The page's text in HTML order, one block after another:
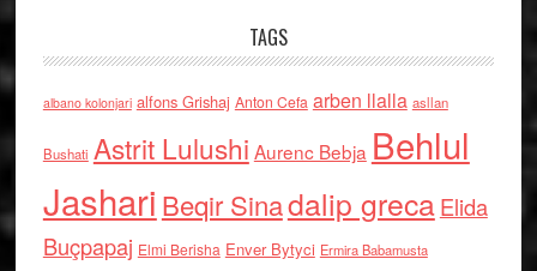
TAGS
albano kolonjari alfons Grishaj Anton Cefa arben llalla asllan
Bushati Astrit Lulushi Aurenc Bebja Behlul
Jashari Beqir Sinadalip grecaElida
Buçpapaj Elmi Berisha Enver Bytyci Ermira Babamusta